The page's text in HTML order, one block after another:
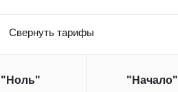
Свернуть тарифы
"Ноль" "Начало"